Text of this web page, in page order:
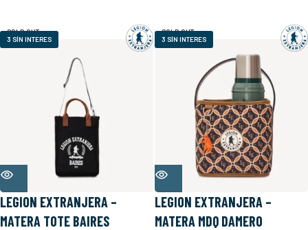
SOLD OUT
3 SÍN INTERES
LEGION EXTRANJERA –
MATERA TOTE BAIRES
SOLD OUT
3 SÍN INTERES
LEGION EXTRANJERA –
MATERA MDQ DAMERO